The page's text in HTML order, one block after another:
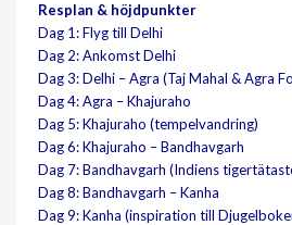
Resplan & höjdpunkter
Dag 1: Flyg till Delhi
Dag 2: Ankomst Delhi
Dag 3: Delhi – Agra (Taj Mahal & Agra
Dag 4: Agra – Khajuraho
Dag 5: Khajuraho (tempelvandring)
Dag 6: Khajuraho – Bandhavgarh
Dag 7: Bandhavgarh (Indiens
Dag 8: Bandhavgarh – Kanha
Dag 9: Kanha (inspiration till